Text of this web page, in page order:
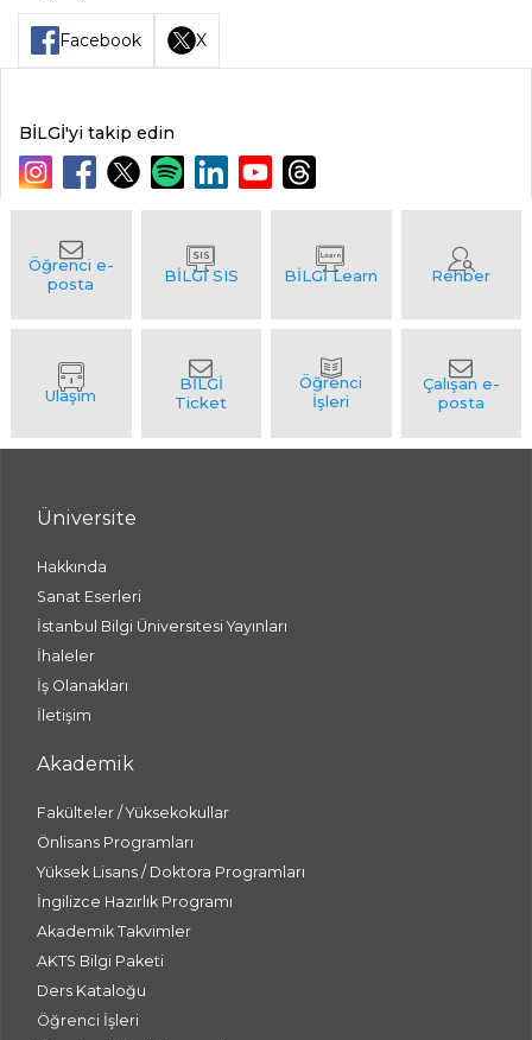
Facebook X
BİLGİ'yi takip edin
Üniversite
Hakkında
Sanat Eserleri
İstanbul Bilgi Üniversitesi Yayınları
İhaleler
İş Olanakları
İletişim
Akademik
Fakülteler / Yüksekokullar
Önlisans Programları
Yüksek Lisans / Doktora Programları
İngilizce Hazırlık Programı
Akademik Takvimler
AKTS Bilgi Paketi
Ders Kataloğu
Öğrenci İşleri